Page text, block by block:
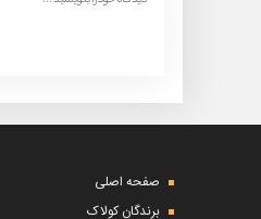
صفحه اصلی
برندگان کولاک